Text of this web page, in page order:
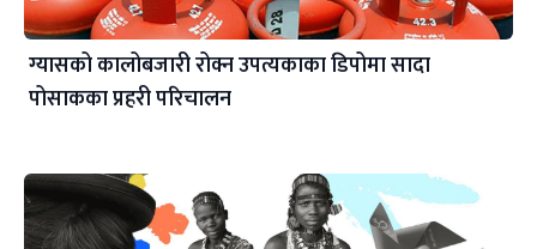
ग्यासको कालोबजारी रोक्न उपत्यकाका डिपोमा सादा
पोसाकका प्रहरी परिचालन